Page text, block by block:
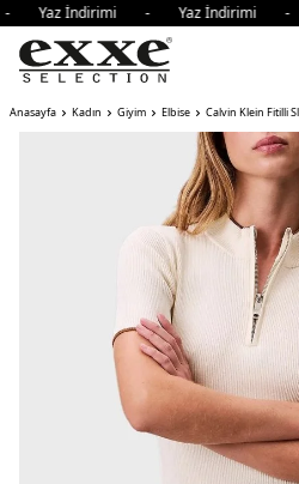
Yaz İndirimi - Yaz
Anasayfa Kadın Giyim Elbise